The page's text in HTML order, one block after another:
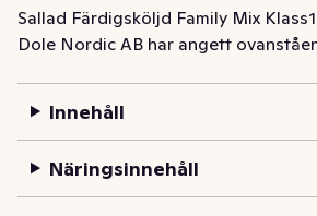
Sallad Färdigsköljd Family Mix Klass1
Dole Nordic AB har angett
Innehåll
Näringsinnehåll